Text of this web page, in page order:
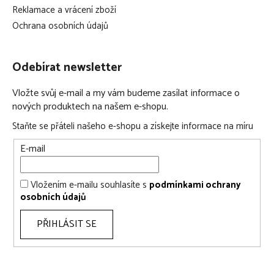
Reklamace a vrácení zboží
Ochrana osobních údajů
Odebírat newsletter
Vložte svůj e-mail a my vám budeme zasílat informace o
nových produktech na našem e-shopu.
Staňte se přáteli našeho e-shopu a získejte informace na míru
E-mail
Vložením e-mailu souhlasíte s podmínkami ochrany
osobních údajů
PŘIHLÁSIT SE